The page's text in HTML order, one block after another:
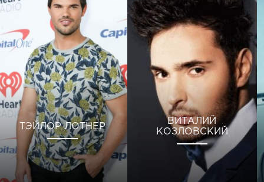
ТЭЙЛОР ЛОТНЕР
ВИТАЛИЙ
КОЗЛОВСКИЙ